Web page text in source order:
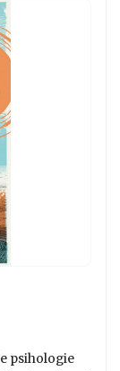
cu creșterea
și va fi
psihologie